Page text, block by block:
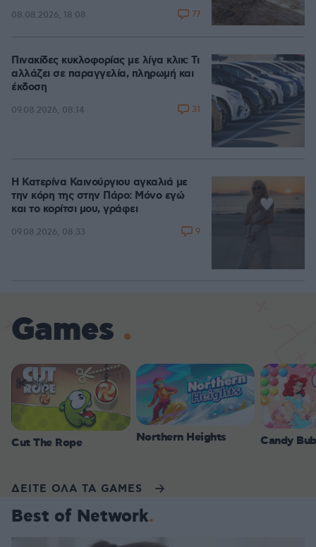
08.08.2026, 18:08 77
Πινακίδες κυκλοφορίας με λίγα κλικ: Τι
αλλάζει σε παραγγελία, πληρωμή και
έκδοση
09.08.2026, 08:14 31
Η Κατερίνα Καινούργιου αγκαλιά με
την κόρη της στην Πάρο: Μόνο εγώ
και το κορίτσι μου, γράφει
09.08.2026, 08:33 9
Games
Cut The Rope Northern Heights Candy
ΔΕΙΤΕ ΟΛΑ ΤΑ GAMES
Best of Network